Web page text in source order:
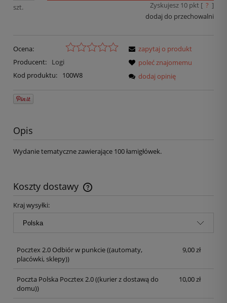
szt. Zyskujesz 10pkt [ ? ]
dodaj do przechowalni
Ocena:
Producent:
Logi
Kod produktu:
100W8
zapytaj o produkt
poleć znajomemu
dodaj opinię
Opis
Wydanie tematyczne zawierające 100 łamigłówek.
Koszty dostawy
Kraj wysyłki:
Pocztex 2.0 Odbiór w punkcie((automaty,
placówki, sklepy))
9,00 zł
Poczta Polska Pocztex 2.0((kurier z dostawą do
domu))
10,00 zł